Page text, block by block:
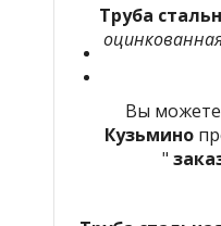
Труба
Вы можете
Кузьмино
"